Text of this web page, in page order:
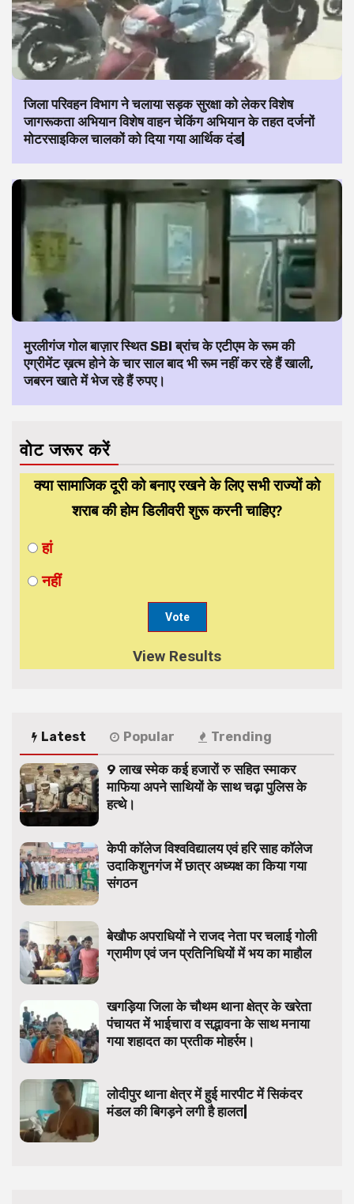
जिला परिवहन विभाग ने चलाया सड़क सुरक्षा को लेकर विशेष
जागरूकता अभियान विशेष वाहन चेकिंग अभियान के तहत दर्जनों
मोटरसाइकिल चालकों को दिया गया आर्थिक दंड|
मुरलीगंज गोल बाज़ार स्थित SBI ब्रांच के एटीएम के रूम की
एग्रीमेंट ख़त्म होने के चार साल बाद भी रूम नहीं कर रहे हैं खाली,
जबरन खाते में भेज रहे हैं रुपए।
वोट जरूर करें
क्या सामाजिक दूरी को बनाए रखने के लिए सभी राज्यों को
शराब की होम डिलीवरी शुरू करनी चाहिए?
हां
नहीं
View Results
Latest Popular Trending
9 लाख स्मेक कई हजारों रु सहित स्माकर
माफिया अपने साथियों के साथ चढ़ा पुलिस के
हत्थे।
केपी कॉलेज विश्वविद्यालय एवं हरि साह कॉलेज
उदाकिशुनगंज में छात्र अध्यक्ष का किया गया
संगठन
बेखौफ अपराधियों ने राजद नेता पर चलाई गोली
ग्रामीण एवं जन प्रतिनिधियों में भय का माहौल
खगड़िया जिला के चौथम थाना क्षेत्र के खरेता
पंचायत में भाईचारा व सद्भावना के साथ मनाया
गया शहादत का प्रतीक मोहर्रम।
लोदीपुर थाना क्षेत्र में हुई मारपीट में सिकंदर
मंडल की बिगड़ने लगी है हालत|